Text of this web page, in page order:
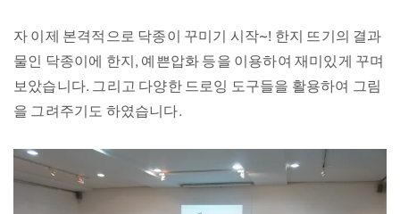
자 이제 본격적으로 닥종이 꾸미기 시작~! 한지 뜨기의 결과
물인 닥종이에 한지, 예쁜압화 등을 이용하여 재미있게 꾸며
보았습니다. 그리고 다양한 드로잉 도구들을 활용하여 그림
을 그려주기도 하였습니다.